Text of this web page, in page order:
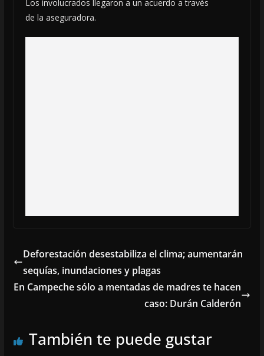
Los involucrados llegaron a un acuerdo a través
de la aseguradora.
Deforestación desestabiliza el clima; aumentarán
sequías, inundaciones y plagas
En Campeche sólo a mentadas de madres te hacen
caso: Durán Calderón
También te puede gustar